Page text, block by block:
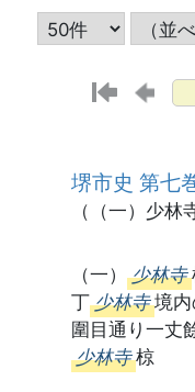
堺市史 第七
（（一）少林
（一） 少林寺
丁 少林寺 境
圍目通り一丈
少林寺 椋